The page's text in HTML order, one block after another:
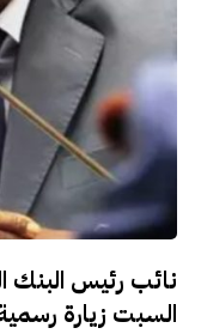
نائب رئيس البنك
السبت زيارة رسمية